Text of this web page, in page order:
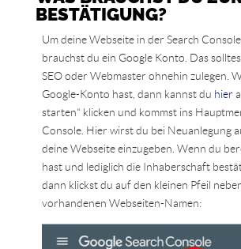
BESTÄTIGUNG?
Um deine Webseite in der Search
brauchst du ein Google Konto. Das
SEO oder Webmaster ohnehin zulegen.
Google-Konto hast, dann kannst du hier
starten“ klicken und kommst ins
Console. Hier wirst du bei Neuanlegung
deine Webseite einzugeben. Wenn du
hast und lediglich die Inhaberschaft
dann klickst du auf den kleinen Pfeil
vorhandenen Webseiten-Namen: